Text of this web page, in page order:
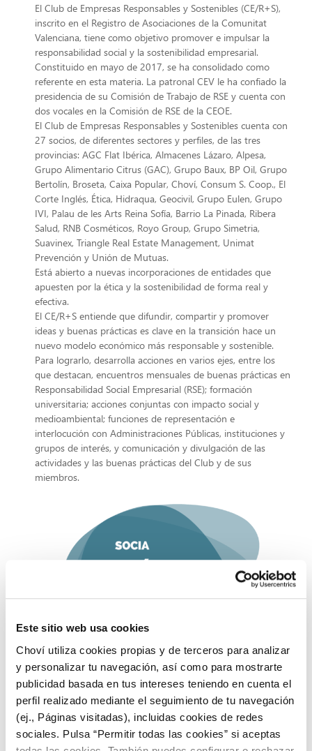
Este sitio web usa cookies
Choví utiliza cookies propias y de terceros para analizar
y personalizar tu navegación, así como para mostrarte
publicidad basada en tus intereses teniendo en cuenta el
perfil realizado mediante el seguimiento de tu navegación
(ej., Páginas visitadas), incluidas cookies de redes
sociales. Pulsa “Permitir todas las cookies” si aceptas
El Club de Empresas Responsables y Sostenibles (CE/R+S),
inscrito en el Registro de Asociaciones de la Comunitat
Valenciana, tiene como objetivo promover e impulsar la
responsabilidad social y la sostenibilidad empresarial.
Constituido en mayo de 2017, se ha consolidado como
referente en esta materia. La patronal CEV le ha confiado la
presidencia de su Comisión de Trabajo de RSE y cuenta con
dos vocales en la Comisión de RSE de la CEOE.
El Club de Empresas Responsables y Sostenibles cuenta con
27 socios, de diferentes sectores y perfiles, de las tres
provincias: AGC Flat Ibérica, Almacenes Lázaro, Alpesa,
Grupo Alimentario Citrus (GAC), Grupo Baux, BP Oil, Grupo
Bertolín, Broseta, Caixa Popular, Choví, Consum S. Coop., El
Corte Inglés, Ética, Hidraqua, Geocivil, Grupo Eulen, Grupo
IVI, Palau de les Arts Reina Sofía, Barrio La Pinada, Ribera
Salud, RNB Cosméticos, Royo Group, Grupo Simetria,
Suavinex, Triangle Real Estate Management, Unimat
Prevención y Unión de Mutuas.
Está abierto a nuevas incorporaciones de entidades que
apuesten por la ética y la sostenibilidad de forma real y
efectiva.
El CE/R+S entiende que difundir, compartir y promover
ideas y buenas prácticas es clave en la transición hace un
nuevo modelo económico más responsable y sostenible.
Para lograrlo, desarrolla acciones en varios ejes, entre los
que destacan, encuentros mensuales de buenas prácticas en
Responsabilidad Social Empresarial (RSE); formación
universitaria; acciones conjuntas con impacto social y
medioambiental; funciones de representación e
interlocución con Administraciones Públicas, instituciones y
grupos de interés, y comunicación y divulgación de las
actividades y las buenas prácticas del Club y de sus
miembros.